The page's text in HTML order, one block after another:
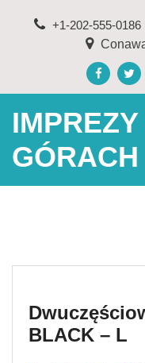
+1-202-555-0186
IMPREZY
GÓRACH
BLACK – L